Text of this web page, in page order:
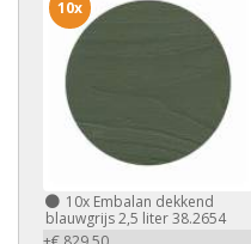
10x Embalan dekkend
blauwgrijs 2,5 liter 38.2654
10x